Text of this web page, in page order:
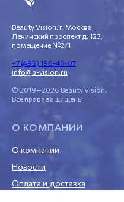
Beauty Vision. г. Москва,
Ленинский проспект д. 123,
помещение №2/1
+7 (495) 198-40-07
info@b-vision.ru
© 2019—2026 Beauty Vision.
Все права защищены
О КОМПАНИИ
О компании
Новости
Оплата и доставка